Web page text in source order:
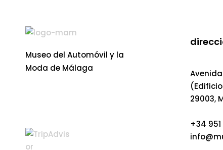
i
ó
Museo del Automóvil y la
Moda de Málaga
Avenida
29003,
+34 951